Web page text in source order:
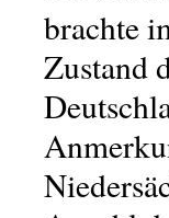
brachte
Zustand